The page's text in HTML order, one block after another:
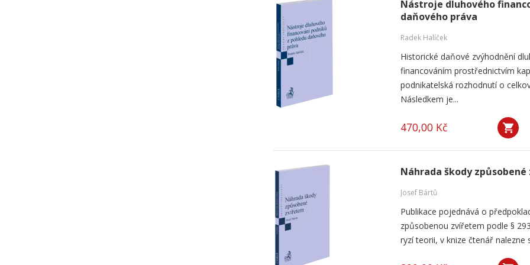
Nástroje dluhového
daňového práva
Radek Halíček
Historické daňové zvýhodnění
financováním prostřednictvím
podnikatelská rozhodnutí o
Následkem je...
470,00 Kč
Náhrada škody
Josef Bártů
Publikace pojednává o
způsobenou zvířetem podle §
ryzí teorii, v knize čtenář nalezne